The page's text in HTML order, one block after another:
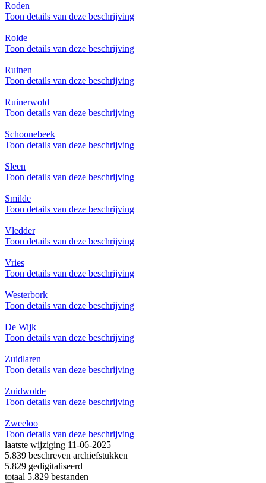
Roden
Toon details van deze beschrijving
Rolde
Toon details van deze beschrijving
Ruinen
Toon details van deze beschrijving
Ruinerwold
Toon details van deze beschrijving
Schoonebeek
Toon details van deze beschrijving
Sleen
Toon details van deze beschrijving
Smilde
Toon details van deze beschrijving
Vledder
Toon details van deze beschrijving
Vries
Toon details van deze beschrijving
Westerbork
Toon details van deze beschrijving
De Wijk
Toon details van deze beschrijving
Zuidlaren
Toon details van deze beschrijving
Zuidwolde
Toon details van deze beschrijving
Zweeloo
Toon details van deze beschrijving
laatste wijziging 11-06-2025
5.839 beschreven archiefstukken
5.829 gedigitaliseerd
totaal 5.829 bestanden